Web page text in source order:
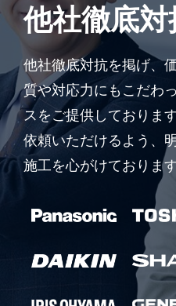
他社徹底
他社徹底対抗を掲げ、
質や対応力にもこだわ
スをご提供しておりま
依頼いただけるよう、
施工を心がけております